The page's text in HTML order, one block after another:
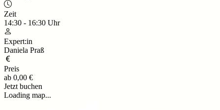
Zeit
14:30 - 16:30 Uhr
Expert:in
Daniela Praß
Preis
ab 0,00 €
Jetzt buchen
Loading map...